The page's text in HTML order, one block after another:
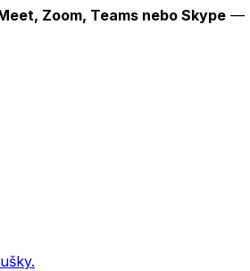
Zoom, Teams nebo Skype —